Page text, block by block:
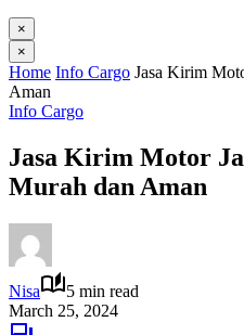
×
×
Home Info Cargo Jasa Kirim
Aman
Info Cargo
Jasa Kirim Motor
Murah dan Aman
Nisa
5 min read
March 25, 2024